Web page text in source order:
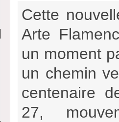
Cette
Arte
un moment
un chemin
centenaire
27,